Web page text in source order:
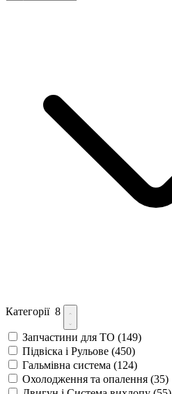
Категорії 8
Запчастини для ТО (149)
Підвіска і Рульове (450)
Гальмівна система (124)
Охолодження та опалення (35)